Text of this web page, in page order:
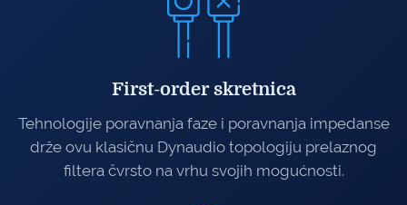
First-order skretnica
Tehnologije poravnanja faze i poravnanja impedanse
drže ovu klasičnu Dynaudio topologiju prelaznog
filtera čvrsto na vrhu svojih mogućnosti.